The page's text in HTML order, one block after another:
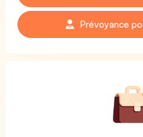
Prévoyance